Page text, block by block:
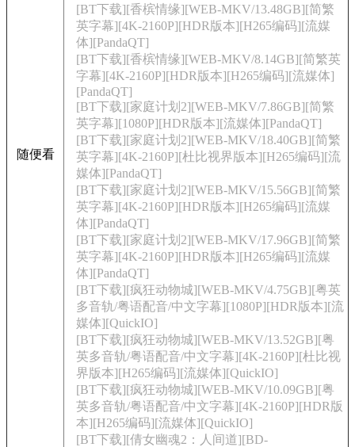
随便看
[BT下载][香槟情缘][WEB-MKV/13.48GB][简繁
英字幕][4K-2160P][HDR版本][H265编码][流媒
体][PandaQT]
[BT下载][香槟情缘][WEB-MKV/8.14GB][简繁英
字幕][4K-2160P][HDR版本][H265编码][流媒体]
[PandaQT]
[BT下载][家庭计划2][WEB-MKV/7.86GB][简繁
英字幕][1080P][HDR版本][流媒体][PandaQT]
[BT下载][家庭计划2][WEB-MKV/18.40GB][简繁
英字幕][4K-2160P][杜比视界版本][H265编码][流
媒体][PandaQT]
[BT下载][家庭计划2][WEB-MKV/15.56GB][简繁
英字幕][4K-2160P][HDR版本][H265编码][流媒
体][PandaQT]
[BT下载][家庭计划2][WEB-MKV/17.96GB][简繁
英字幕][4K-2160P][HDR版本][H265编码][流媒
体][PandaQT]
[BT下载][疯狂动物城][WEB-MKV/4.75GB][粤英
多音轨/粤语配音/中文字幕][1080P][HDR版本][流
媒体][QuickIO]
[BT下载][疯狂动物城][WEB-MKV/13.52GB][粤
英多音轨/粤语配音/中文字幕][4K-2160P][杜比视
界版本][H265编码][流媒体][QuickIO]
[BT下载][疯狂动物城][WEB-MKV/10.09GB][粤
英多音轨/粤语配音/中文字幕][4K-2160P][HDR版
本][H265编码][流媒体][QuickIO]
[BT下载][倩女幽魂2：人间道][BD-